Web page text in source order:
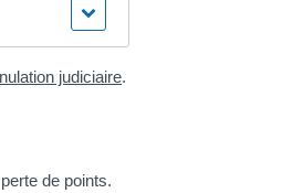
judiciaire.
de points.